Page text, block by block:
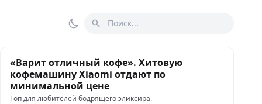
Переключить тему
Поиск
«Варит отличный кофе». Хитовую
кофемашину Xiaomi отдают по
минимальной цене
Топ для любителей бодрящего эликсира.